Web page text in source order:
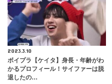
2023.3.10
ボイプラ【ケイタ】身長・年齢がわ
かるプロフィール！サイファーは脱
退したの…